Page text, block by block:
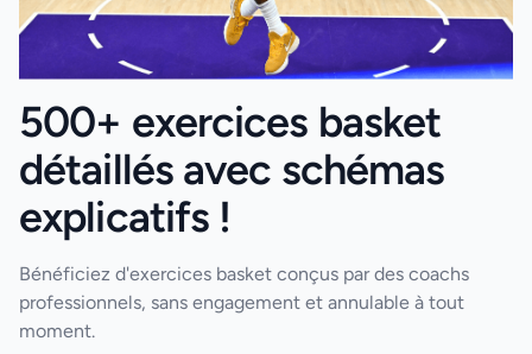
500+ exercices basket
détaillés avec schémas
explicatifs !
Bénéficiez d'exercices basket conçus par des coachs
professionnels, sans engagement et annulable à tout
moment.